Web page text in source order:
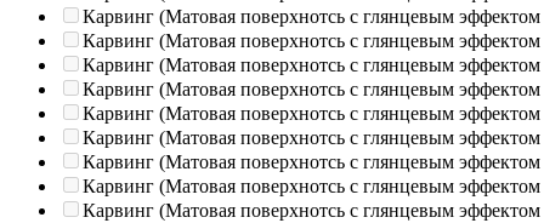
Карвинг (Матовая поверхнотсь с глянцевым эффектом
Карвинг (Матовая поверхнотсь с глянцевым эффектом
Карвинг (Матовая поверхнотсь с глянцевым эффектом
Карвинг (Матовая поверхнотсь с глянцевым эффектом
Карвинг (Матовая поверхнотсь с глянцевым эффектом
Карвинг (Матовая поверхнотсь с глянцевым эффектом
Карвинг (Матовая поверхнотсь с глянцевым эффектом
Карвинг (Матовая поверхнотсь с глянцевым эффектом
Карвинг (Матовая поверхнотсь с глянцевым эффектом